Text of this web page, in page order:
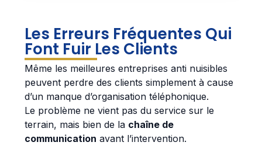
Les Erreurs Fréquentes Qui
Font Fuir Les Clients
Même les meilleures entreprises anti nuisibles
peuvent perdre des clients simplement à cause
d’un manque d’organisation téléphonique.
Le problème ne vient pas du service sur le
terrain, mais bien de la chaîne de
communication avant l’intervention.